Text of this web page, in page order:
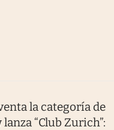
la categoría de
“Club Zurich”: